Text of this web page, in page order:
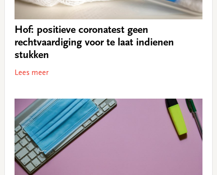
Hof: positieve coronatest geen
rechtvaardiging voor te laat indienen
stukken
Lees meer